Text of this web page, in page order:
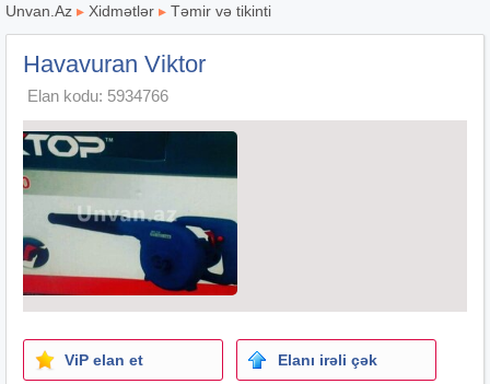
Unvan.Az ▸ Xidmətlər ▸ Təmir və tikinti
Havavuran Viktor
Elan kodu: 5934766
ViP elan et Elanı irəli çək